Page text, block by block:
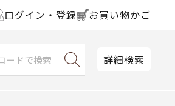
ログイン・登録 お買い物かご
詳細検索